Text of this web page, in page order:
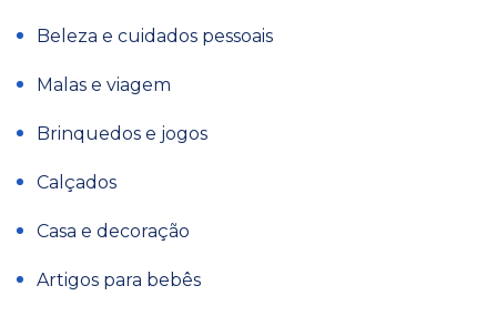
Beleza e cuidados pessoais
Malas e viagem
Brinquedos e jogos
Calçados
Casa e decoração
Artigos para bebês